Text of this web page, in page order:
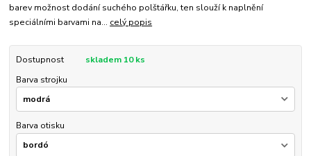
barev možnost dodání suchého polštářku, ten slouží k naplnění
speciálními barvami na... celý popis
Dostupnost
skladem 10 ks
Barva strojku
Barva otisku